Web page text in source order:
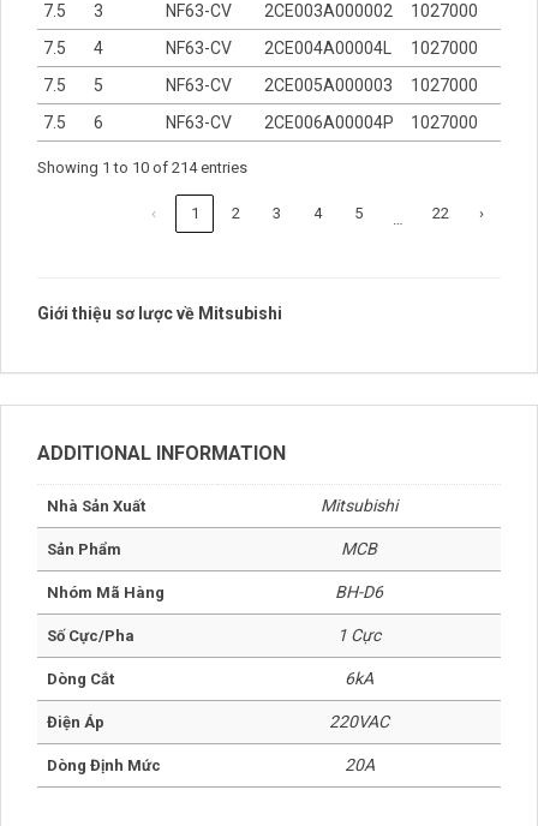
7.5
3 NF63-CV 2CE003A000002
1027000
7.5
4 NF63-CV 2CE004A00004L
1027000
7.5
5 NF63-CV 2CE005A000003
1027000
7.5
6 NF63-CV 2CE006A00004P 1027000
Showing 1 to 10 of 214 entries
‹ 1 2 3 4 5 22 ›
Giới thiệu sơ lược về Mitsubishi
ADDITIONAL INFORMATION
Nhà Sản Xuất Mitsubishi
Sản Phẩm MCB
Nhóm Mã Hàng BH-D6
Số Cực/Pha 1 Cực
Dòng Cắt 6kA
Điện Áp 220VAC
Dòng Định Mức 20A